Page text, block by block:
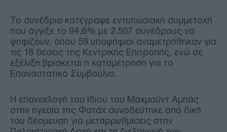
Το συνέδριο κατέγραψε εντυπωσιακή συμμετοχή
που άγγιξε το 94,6% με 2.507 συνέδρους να
ψηφίζουν, όπου 59 υποψήφιοι αναμετρήθηκαν για
τις 18 θέσεις της Κεντρικής Επιτροπής, ενώ σε
εξέλιξη βρίσκεται η καταμέτρηση για το
Επαναστατικό Συμβούλιο.
Η επανεκλογή του ίδιου του Μαχμούντ Αμπάς
στην ηγεσία της Φατάχ συνοδεύτηκε από δική
του δέσμευση για μεταρρυθμίσεις στην